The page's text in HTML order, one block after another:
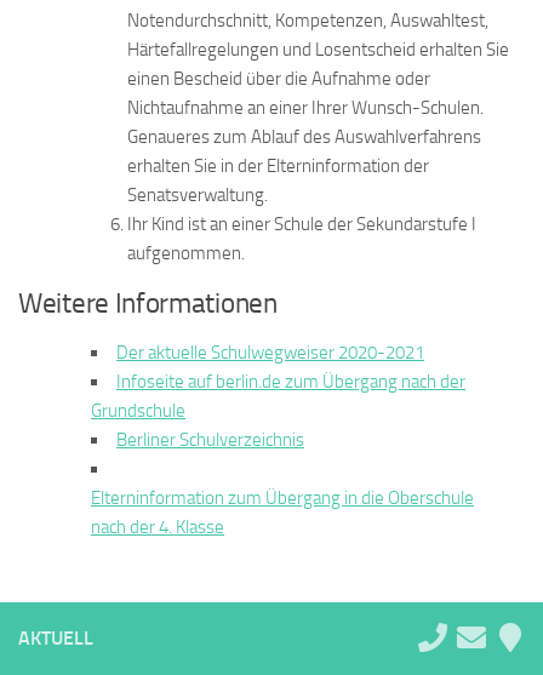
Notendurchschnitt, Kompetenzen, Auswahltest,
Härtefallregelungen und Losentscheid erhalten Sie
einen Bescheid über die Aufnahme oder
Nichtaufnahme an einer Ihrer Wunsch-Schulen.
Genaueres zum Ablauf des Auswahlverfahrens
erhalten Sie in der Elterninformation der
Senatsverwaltung.
Ihr Kind ist an einer Schule der Sekundarstufe I
aufgenommen.
Weitere Informationen
Der aktuelle Schulwegweiser 2020-2021
Infoseite auf berlin.de zum Übergang nach der
Grundschule
Berliner Schulverzeichnis
Elterninformation zum Übergang in die Oberschule
nach der 4. Klasse
AKTUELL